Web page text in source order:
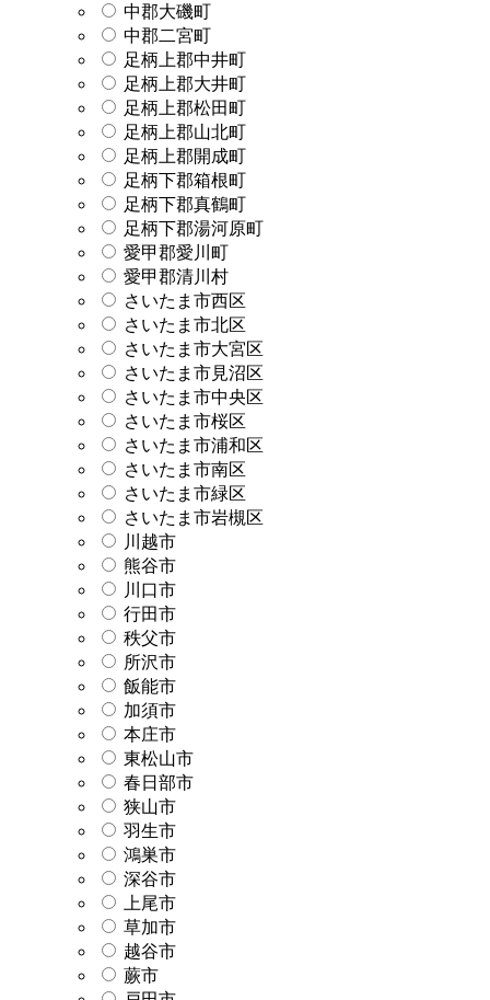
中郡大磯町
中郡二宮町
足柄上郡中井町
足柄上郡大井町
足柄上郡松田町
足柄上郡山北町
足柄上郡開成町
足柄下郡箱根町
足柄下郡真鶴町
足柄下郡湯河原町
愛甲郡愛川町
愛甲郡清川村
さいたま市西区
さいたま市北区
さいたま市大宮区
さいたま市見沼区
さいたま市中央区
さいたま市桜区
さいたま市浦和区
さいたま市南区
さいたま市緑区
さいたま市岩槻区
川越市
熊谷市
川口市
行田市
秩父市
所沢市
飯能市
加須市
本庄市
東松山市
春日部市
狭山市
羽生市
鴻巣市
深谷市
上尾市
草加市
越谷市
蕨市